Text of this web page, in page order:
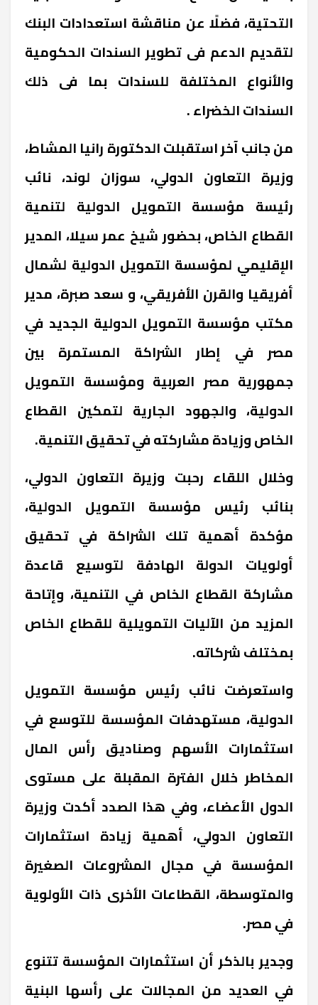
التحتية، فضلًا عن مناقشة استعدادات البنك
لتقديم الدعم فى تطوير السندات الحكومية
والأنواع المختلفة للسندات بما فى ذلك
السندات الخضراء .
من جانب آخر استقبلت الدكتورة رانيا المشاط،
وزيرة التعاون الدولي، سوزان لوند، نائب
رئيسة مؤسسة التمويل الدولية لتنمية
القطاع الخاص، بحضور شيخ عمر سيلا، المدير
الإقليمي لمؤسسة التمويل الدولية لشمال
أفريقيا والقرن الأفريقي، و سعد صبرة، مدير
مكتب مؤسسة التمويل الدولية الجديد في
مصر في إطار الشراكة المستمرة بين
جمهورية مصر العربية ومؤسسة التمويل
الدولية، والجهود الجارية لتمكين القطاع
الخاص وزيادة مشاركته في تحقيق التنمية.
وخلال اللقاء رحبت وزيرة التعاون الدولي،
بنائب رئيس مؤسسة التمويل الدولية،
مؤكدة أهمية تلك الشراكة في تحقيق
أولويات الدولة الهادفة لتوسيع قاعدة
مشاركة القطاع الخاص في التنمية، وإتاحة
المزيد من الآليات التمويلية للقطاع الخاص
بمختلف شركاته.
واستعرضت نائب رئيس مؤسسة التمويل
الدولية، مستهدفات المؤسسة للتوسع في
استثمارات الأسهم وصناديق رأس المال
المخاطر خلال الفترة المقبلة على مستوى
الدول الأعضاء، وفي هذا الصدد أكدت وزيرة
التعاون الدولي، أهمية زيادة استثمارات
المؤسسة في مجال المشروعات الصغيرة
والمتوسطة، القطاعات الأخرى ذات الأولوية
في مصر.
وجدير بالذكر أن استثمارات المؤسسة تتنوع
في العديد من المجالات على رأسها البنية